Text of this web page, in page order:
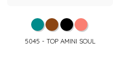
5045 - TOP AMINI SOUL